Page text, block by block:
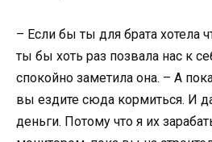
– Если бы ты для брата хотела
ты бы хоть раз позвала нас к
спокойно заметила она. – А
вы ездите сюда кормиться. И
деньги. Потому что я их